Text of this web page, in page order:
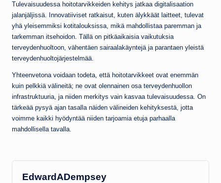
Tulevaisuudessa hoitotarvikkeiden kehitys jatkaa digitalisaation
jalanjäljissä. Innovatiiviset ratkaisut, kuten älykkäät laitteet, tulevat
yhä yleisemmiksi kotitalouksissa, mikä mahdollistaa paremman ja
tarkemman itsehoidon. Tällä on pitkäaikaisia vaikutuksia
terveydenhuoltoon, vähentäen sairaalakäyntejä ja parantaen yleistä
terveydenhuoltojärjestelmää.
Yhteenvetona voidaan todeta, että hoitotarvikkeet ovat enemmän
kuin pelkkiä välineitä; ne ovat olennainen osa terveydenhuollon
infrastruktuuria, ja niiden merkitys vain kasvaa tulevaisuudessa. On
tärkeää pysyä ajan tasalla näiden välineiden kehityksestä, jotta
voimme kaikki hyödyntää niiden tarjoamia etuja parhaalla
mahdollisella tavalla.
EdwardADempsey